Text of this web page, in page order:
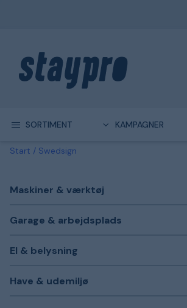
SORTIMENT KAMPAGNER
Start Swedsign
Maskiner & værktøj
Garage & arbejdsplads
El & belysning
Have & udemiljø